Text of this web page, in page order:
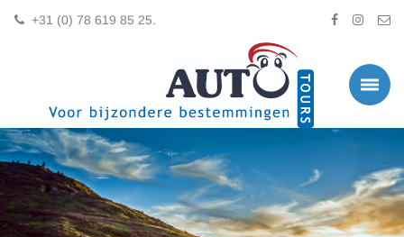
+31 (0) 78 619 85 25.